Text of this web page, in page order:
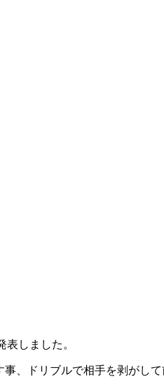
しました。
、ドリブルで相手を剥がし